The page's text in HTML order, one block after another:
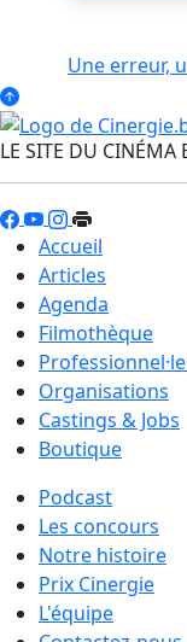
Une erreur,
LE SITE DU CINÉMA
Accueil
Articles
Agenda
Filmothèque
Organisations
Castings & Jobs
Boutique
Podcast
Les concours
Notre histoire
Prix Cinergie
L'équipe